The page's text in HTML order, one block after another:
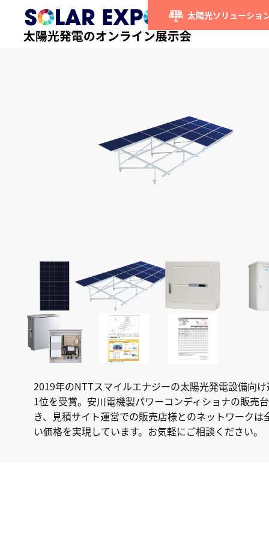
太陽光ソリューショ
2019年のNTTスマイルエナジーの太陽光発電設備向
1位を受賞。安川電機製パワーコンディショナの販売
き、見積サイト運営での販売店様とのネットワーク
い価格を実現しています。お気軽にご相談ください。